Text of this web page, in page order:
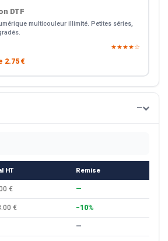
DTF
multicouleur illimité. Petites séries,
★★★★☆
2.75 €
—
HT Remise
€ —
€ −10%
—